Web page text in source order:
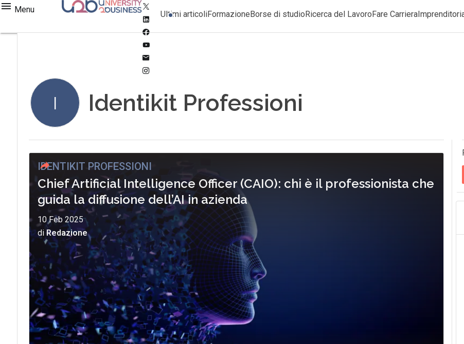
Menu
Linkedin
Facebook
Ultimi articoliFormazioneBorse di studioRicerca del LavoroFare Carriera
I Identikit Professioni
IDENTIKIT PROFESSIONI
Chief Artificial Intelligence Officer (CAIO): chi è il professionista che
guida la diffusione dell’AI in azienda
10 Feb 2025
di Redazione